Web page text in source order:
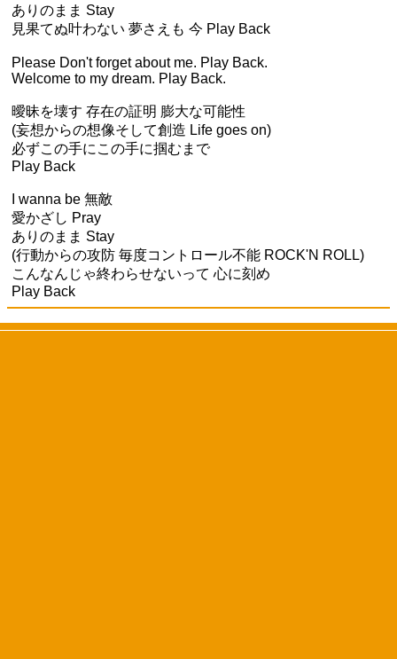
ありのまま Stay
見果てぬ叶わない 夢さえも 今 Play Back
Please Don't forget about me. Play Back.
Welcome to my dream. Play Back.
曖昧を壊す 存在の証明 膨大な可能性
(妄想からの想像そして創造 Life goes on)
必ずこの手にこの手に掴むまで
Play Back
I wanna be 無敵
愛かざし Pray
ありのまま Stay
(行動からの攻防 毎度コントロール不能 ROCK'N ROLL)
こんなんじゃ終わらせないって 心に刻め
Play Back